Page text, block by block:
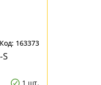
Код: 163373
1 шт.